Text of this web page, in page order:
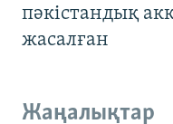
пәкістандық
жасалған
Жаңалықтар